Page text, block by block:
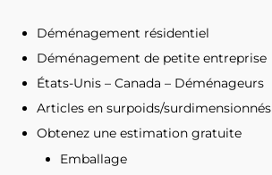
Déménagement résidentiel
Déménagement de petite entreprise
États-Unis – Canada – Déménageurs
Articles en surpoids/surdimensionnés
Obtenez une estimation gratuite
Emballage